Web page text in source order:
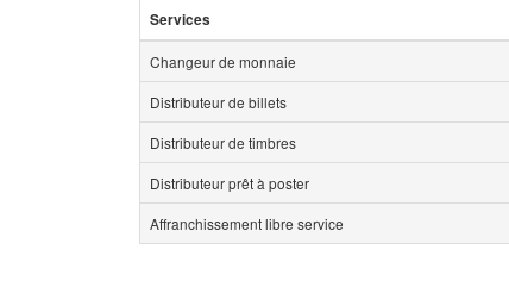
Services
Changeur de monnaie
Distributeur de billets
Distributeur de timbres
Distributeur prêt à poster
Affranchissement libre service